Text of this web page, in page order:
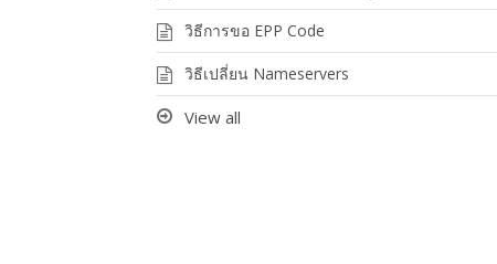
วิธีการขอ EPP Code
วิธีเปลี่ยน Nameservers
View all